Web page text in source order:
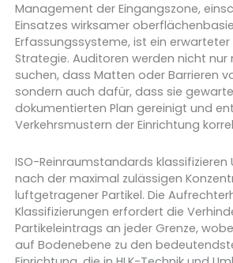
Management der Eingangszone,
Einsatzes wirksamer
Erfassungssysteme, ist ein
Strategie. Auditoren werden nicht nur
suchen, dass Matten oder Barrieren
sondern auch dafür, dass sie
dokumentierten Plan gereinigt und
Verkehrsmustern der Einrichtung
ISO-Reinraumstandards klassifizieren
nach der maximal zulässigen
luftgetragener Partikel. Die
Klassifizierungen erfordert die
Partikeleintrags an jeder Grenze,
auf Bodenebene zu den